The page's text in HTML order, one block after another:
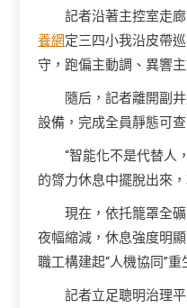
記者沿著主控室走
養網定三四小我沿皮帶
守，跑偏主動調、異響
隨后，記者離開副
設備，完成全員靜態可
“智能化不是代替人
的膂力休息中擺脫出來
現在，依托籠罩全
夜幅縮減，休息強度明
職工構建起“人機協同”重
記者立足聰明治理